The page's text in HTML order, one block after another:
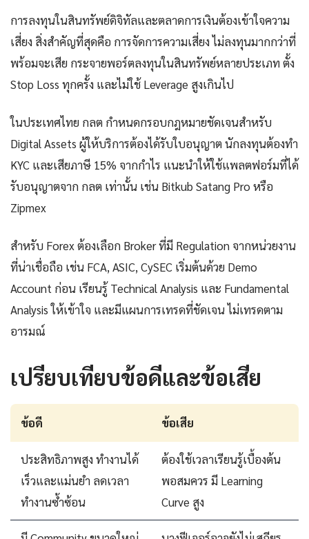
การลงทุนในสินทรัพย์ดิจิทัลและตลาดการเงินต้องเข้าใจความ
เสี่ยง สิ่งสำคัญที่สุดคือ การจัดการความเสี่ยง ไม่ลงทุนมากกว่าที่
พร้อมจะเสีย กระจายพอร์ตลงทุนในสินทรัพย์หลายประเภท ตั้ง
Stop Loss ทุกครั้ง และไม่ใช้ Leverage สูงเกินไป
ในประเทศไทย กลต กำหนดกรอบกฎหมายชัดเจนสำหรับ
Digital Assets ผู้ให้บริการต้องได้รับใบอนุญาต นักลงทุนต้องทำ
KYC และเสียภาษี 15% จากกำไร แนะนำให้ใช้แพลตฟอร์มที่ได้
รับอนุญาตจาก กลต เท่านั้น เช่น Bitkub Satang Pro หรือ
Zipmex
สำหรับ Forex ต้องเลือก Broker ที่มี Regulation จากหน่วยงาน
ที่น่าเชื่อถือ เช่น FCA, ASIC, CySEC เริ่มต้นด้วย Demo
Account ก่อน เรียนรู้ Technical Analysis และ Fundamental
Analysis ให้เข้าใจ และมีแผนการเทรดที่ชัดเจน ไม่เทรดตาม
อารมณ์
เปรียบเทียบข้อดีและข้อเสีย
ข้อดี ข้อเสีย
ประสิทธิภาพสูง ทำงานได้
เร็วและแม่นยำ ลดเวลา
ทำงานซ้ำซ้อน
ต้องใช้เวลาเรียนรู้เบื้องต้น
พอสมควร มี Learning
Curve สูง